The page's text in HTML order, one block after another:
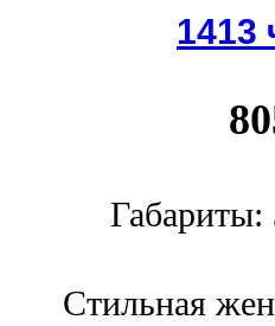
1413
Габариты:
Стильная